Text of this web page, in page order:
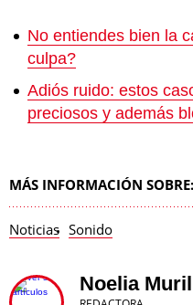
No entiendes bien la
culpa?
Adiós ruido: estos
preciosos y además
MÁS INFORMACIÓN SOBRE:
Noticias Sonido
Noelia